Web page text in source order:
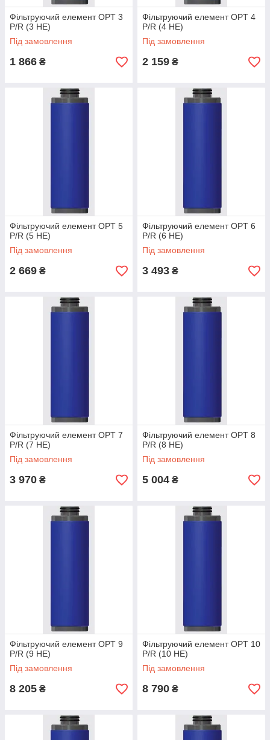
Фільтруючий елемент OPT 3
P/R (3 HE)
Під замовлення
1 866 ₴
Фільтруючий елемент OPT 4
P/R (4 HE)
Під замовлення
2 159 ₴
Фільтруючий елемент OPT 5
P/R (5 HE)
Під замовлення
2 669 ₴
Фільтруючий елемент OPT 6
P/R (6 HE)
Під замовлення
3 493 ₴
Фільтруючий елемент OPT 7
P/R (7 HE)
Під замовлення
3 970 ₴
Фільтруючий елемент OPT 8
P/R (8 HE)
Під замовлення
5 004 ₴
Фільтруючий елемент OPT 9
P/R (9 HE)
Під замовлення
8 205 ₴
Фільтруючий елемент OPT 10
P/R (10 HE)
Під замовлення
8 790 ₴